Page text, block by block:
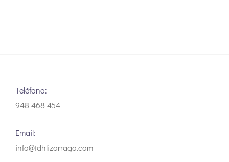
Teléfono:
948 468 454
Email:
info@tdhlizarraga.com